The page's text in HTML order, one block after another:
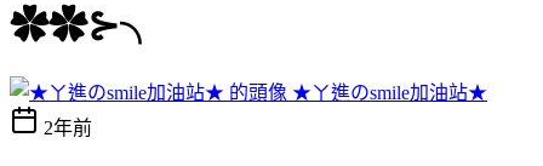
✿✿⊱╮
★ㄚ進のsmile加油站★
2年前